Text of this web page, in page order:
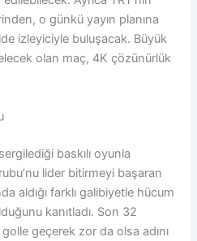
o günkü yayın planına
izleyiciyle buluşacak. Büyük
olan maç, 4K çözünürlük
baskılı oyunla
lider bitirmeyi başaran
aldığı farklı galibiyetle hücum
kanıtladı. Son 32
geçerek zor da olsa adını